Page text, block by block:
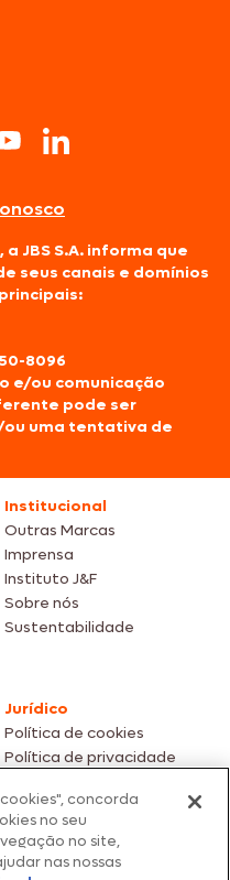
JBS S.A. informa que
seus canais e domínios
8096
e/ou comunicação
pode ser
uma tentativa de
Institucional
Outras Marcas
Imprensa
Instituto J&F
Sobre nós
Sustentabilidade
Jurídico
Política de cookies
Política de privacidade
enquanto durarem os
sujeitas a análise e confirmação
são válidos
concorda
no seu
no site,
nas nossas